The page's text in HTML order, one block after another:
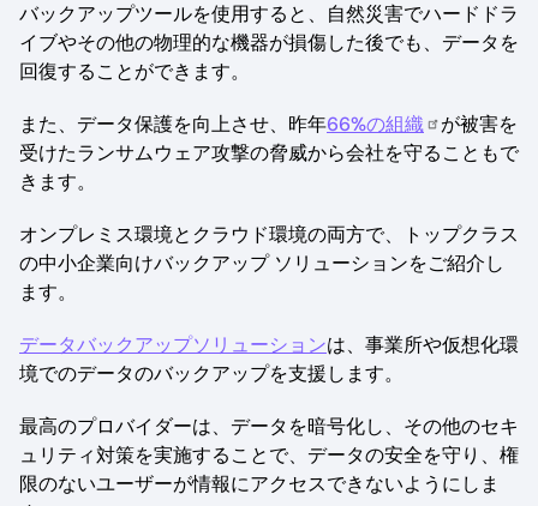
バックアップツールを使用すると、自然災害でハードドラ
イブやその他の物理的な機器が損傷した後でも、データを
回復することができます。
また、データ保護を向上させ、昨年66%の組織
が被害を
受けたランサムウェア攻撃の脅威から会社を守ることもで
きます。
オンプレミス環境とクラウド環境の両方で、トップクラス
の中小企業向けバックアップ ソリューションをご紹介し
ます。
データバックアップソリューションは、事業所や仮想化環
境でのデータのバックアップを支援します。
最高のプロバイダーは、データを暗号化し、その他のセキ
ュリティ対策を実施することで、データの安全を守り、権
限のないユーザーが情報にアクセスできないようにしま